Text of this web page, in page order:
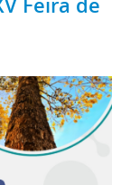
Feira de